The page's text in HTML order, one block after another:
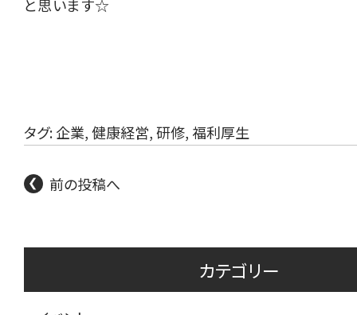
と思います☆
タグ:企業,健康経営,研修, 福利厚生
前の投稿へ
カテゴリー